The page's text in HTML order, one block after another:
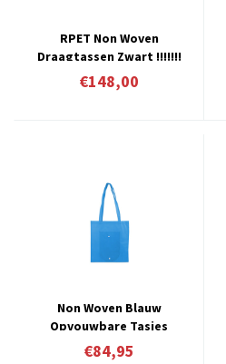
RPET Non Woven
Draagtassen Zwart !!!!!!!
verpakt á 100 stuks € 1,48
per stuk
€148,00
Non Woven Blauw
Opvouwbare Tasjes
Verpakt á 100 stuks
€84,95